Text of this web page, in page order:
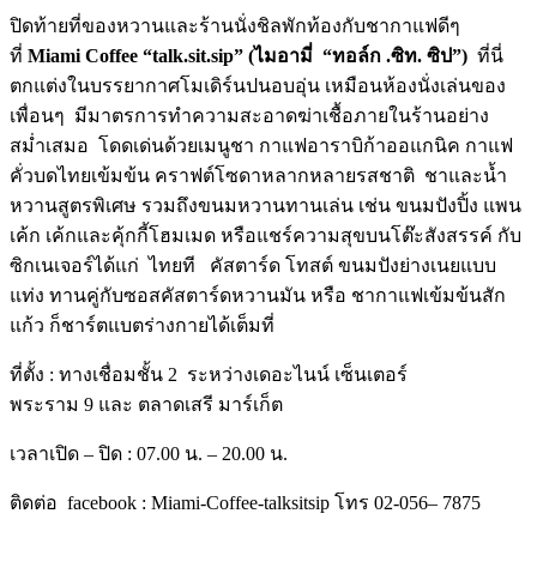
ปิดท้ายที่ของหวานและร้านนั่งชิลพักท้องกับชากาแฟดีๆ
ที่ Miami Coffee “talk.sit.sip” (ไมอามี่ “ทอล์ก .ซิท. ซิป”) ที่นี่
ตกแต่งในบรรยากาศโมเดิร์นปนอบอุ่น เหมือนห้องนั่งเล่นของ
เพื่อนๆ มีมาตรการทำความสะอาดฆ่าเชื้อภายในร้านอย่าง
สม่ำเสมอ โดดเด่นด้วยเมนูชา กาแฟอาราบิก้าออแกนิค กาแฟ
คั่วบดไทยเข้มข้น คราฟต์โซดาหลากหลายรสชาติ ชาและน้ำ
หวานสูตรพิเศษ รวมถึงขนมหวานทานเล่น เช่น ขนมปังปิ้ง แพน
เค้ก เค้กและคุ้กกี้โฮมเมด หรือแชร์ความสุขบนโต๊ะสังสรรค์ กับ
ซิกเนเจอร์ได้แก่ ไทยที คัสตาร์ด โทสต์ ขนมปังย่างเนยแบบ
แท่ง ทานคู่กับซอสคัสตาร์ดหวานมัน หรือ ชากาแฟเข้มข้นสัก
แก้ว ก็ชาร์ตแบตร่างกายได้เต็มที่
ที่ตั้ง : ทางเชื่อมชั้น 2 ระหว่างเดอะไนน์ เซ็นเตอร์
พระราม 9 และ ตลาดเสรี มาร์เก็ต
เวลาเปิด – ปิด : 07.00 น. – 20.00 น.
ติดต่อ facebook : Miami-Coffee-talksitsip โทร 02-056– 7875